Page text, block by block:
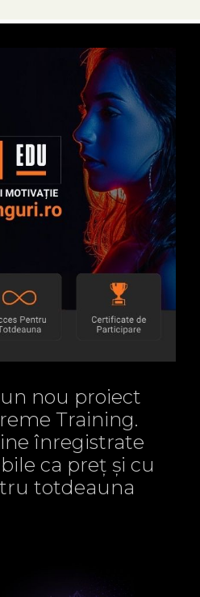
nou proiect
Training.
înregistrate
ca preț și cu
totdeauna